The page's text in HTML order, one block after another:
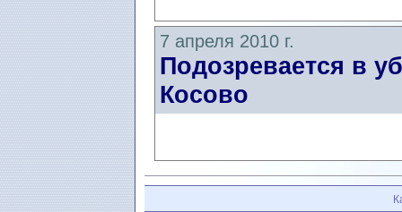
7 апреля 2010 г.
Подозревается в
Косово